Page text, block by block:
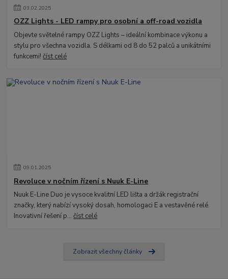
03.02.2025
OZZ Lights - LED rampy pro osobní a off-road vozidla
Objevte světelné rampy OZZ Lights – ideální kombinace výkonu a
stylu pro všechna vozidla. S délkami od 8 do 52 palců a unikátními
funkcemi!číst celé
09.01.2025
Revoluce v nočním řízení s Nuuk E-Line
Nuuk E-Line Duo je vysoce kvalitní LED lišta a držák registrační
značky, který nabízí vysoký dosah, homologaci E a vestavěné relé.
Inovativní řešení p...číst celé
Zobrazit všechny články